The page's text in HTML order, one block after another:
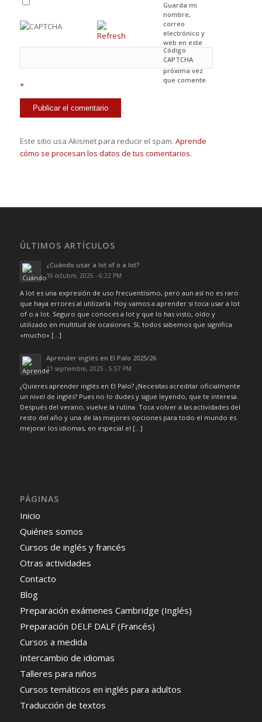
Guarda mi
nombre,
correo
electrónico y
web en este
navegador
para la
próxima vez
que comente.
Código
CAPTCHA
*
Este sitio usa Akismet para reducir el spam. Aprende
cómo se procesan los datos de tus comentarios.
ÚLTIMOS ARTÍCULOS
¿Cuándo usar a lot of o a lot?
16 octubre, 2025 - 6:22 PM
A lot es una expresión de uso frecuentísimo, pero aun así no es raro
que haya errores al utilizarla. Hoy vamos a aprender si toca usar a lot
of o a lot. Seguro que conoces a lot y que lo has visto, oído y
utilizado en multitud de ocasiones. Sí, todos sabemos que significa
«mucho» […]
Aprender inglés en El Palo 2025/26
11 septiembre, 2025 - 5:57 PM
¿Quieres aprender inglés en El Palo? ¿Necesitas acreditar oficialmente
un nivel de inglés? Pues no lo dudes y sigue leyendo, que te interesa.
Después del verano, vuelve la rutina. Toca volver a las actividades del
resto del año y una de las mejores opciones para todo el mundo es
mejorar los idiomas, en especial el […]
PÁGINAS
Inicio
Quiénes somos
Cursos de inglés y francés
Otras actividades
Contacto
Blog
Preparación exámenes Cambridge (Inglés)
Preparación DELF DALF (Francés)
Cursos a medida
Intercambio de idiomas
Talleres para niños
Cursos temáticos en inglés para adultos
Traducción de textos